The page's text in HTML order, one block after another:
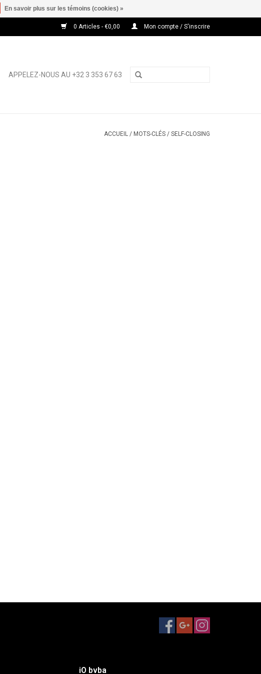
0 Articles - €0,00 Mon compte / S'inscrire
APPELEZ-NOUS AU +32 3 353 67 63
ACCUEIL / MOTS-CLÉS / SELF-CLOSING
iO bvba
En savoir plus sur les témoins (cookies) »